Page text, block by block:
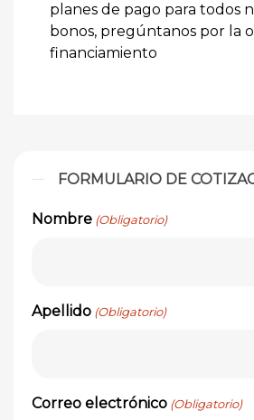
planes de pago para todos
bonos, pregúntanos por la
financiamiento
FORMULARIO DE
Nombre (Obligatorio)
Apellido (Obligatorio)
Correo electrónico (Obligatorio)